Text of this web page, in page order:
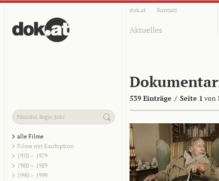
dok.at Kontakt
Aktuelles
539 Einträge / Seite 1 von
alle Filme
Filme mit Kaufoption
1970 – 1979
1980 – 1989
1990 – 1999